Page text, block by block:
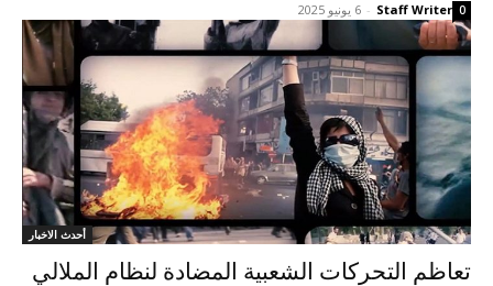
Staff Writer
- 6 يونيو 2025 0
أحدث الاخبار
تعاظم التحرکات الشعبية المضادة لنظام الملالي